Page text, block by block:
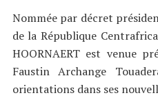
Nommée par décret
de la République
HOORNAERT est venue
Faustin Archange
orientations dans ses